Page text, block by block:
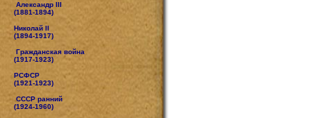
Александр III
(1881-1894)
Николай II
(1894-1917)
Гражданская война
(1917-1923)
РСФСР
(1921-1923)
СССР ранний
(1924-1960)